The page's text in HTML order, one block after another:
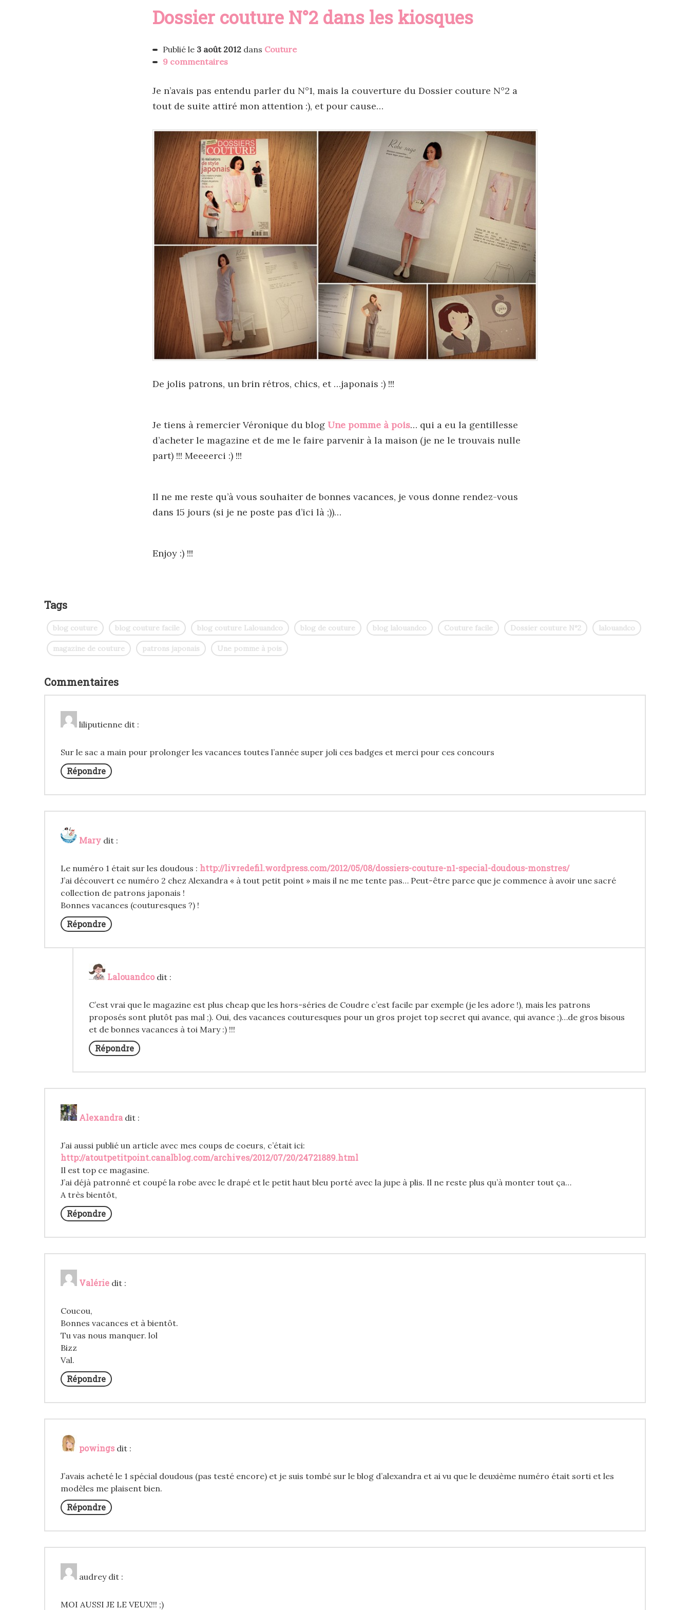
Dossier couture N°2 dans les kiosques
Publié le 3 août 2012 dans Couture
9 commentaires
Je n’avais pas entendu parler du N°1, mais la couverture du Dossier couture N°2 a
tout de suite attiré mon attention :), et pour cause…
De jolis patrons, un brin rétros, chics, et …japonais :) !!!
Je tiens à remercier Véronique du blog Une pomme à pois… qui a eu la gentillesse
d’acheter le magazine et de me le faire parvenir à la maison (je ne le trouvais nulle
part) !!! Meeeerci :) !!!
Il ne me reste qu’à vous souhaiter de bonnes vacances, je vous donne rendez-vous
dans 15 jours (si je ne poste pas d’ici là ;))…
Enjoy :) !!!
Tags
blog couture blog couture facile blog couture Lalouandco blog de couture blog lalouandco Couture facile Dossier couture N°2 lalouandco
magazine de couture patrons japonais Une pomme à pois
Commentaires
liliputienne dit :
Sur le sac a main pour prolonger les vacances toutes l’année super joli ces badges et merci pour ces concours
Répondre
Mary dit :
Le numéro 1 était sur les doudous : http://livredefil.wordpress.com/2012/05/08/dossiers-couture-n1-special-doudous-monstres/
J’ai découvert ce numéro 2 chez Alexandra « à tout petit point » mais il ne me tente pas… Peut-être parce que je commence à avoir une sacré
collection de patrons japonais !
Bonnes vacances (couturesques ?) !
Répondre
Lalouandco dit :
C’est vrai que le magazine est plus cheap que les hors-séries de Coudre c’est facile par exemple (je les adore !), mais les patrons
proposés sont plutôt pas mal ;). Oui, des vacances couturesques pour un gros projet top secret qui avance, qui avance ;)…de gros bisous
et de bonnes vacances à toi Mary :) !!!
Répondre
Alexandra dit :
J’ai aussi publié un article avec mes coups de coeurs, c’était ici:
http://atoutpetitpoint.canalblog.com/archives/2012/07/20/24721889.html
Il est top ce magasine.
J’ai déjà patronné et coupé la robe avec le drapé et le petit haut bleu porté avec la jupe à plis. Il ne reste plus qu’à monter tout ça…
A très bientôt,
Répondre
Valérie dit :
Coucou,
Bonnes vacances et à bientôt.
Tu vas nous manquer. lol
Bizz
Val.
Répondre
powings dit :
J’avais acheté le 1 spécial doudous (pas testé encore) et je suis tombé sur le blog d’alexandra et ai vu que le deuxième numéro était sorti et les
modèles me plaisent bien.
Répondre
audrey dit :
MOI AUSSI JE LE VEUX!!! ;)